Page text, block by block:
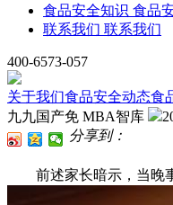
食品安全知识 食品
联系我们 联系我们
400-6573-057
关于我们食品安全动态食
九九国产免 MBA智库
分享到：
前述家长暗示，当晚事